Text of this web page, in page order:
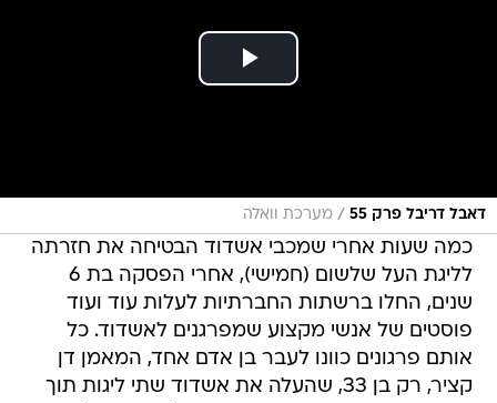
דאבל דריבל פרק 55 / מערכת וואלה
כמה שעות אחרי שמכבי אשדוד הבטיחה את חזרתה
לליגת העל שלשום (חמישי), אחרי הפסקה בת 6
שנים, החלו ברשתות החברתיות לעלות עוד ועוד
פוסטים של אנשי מקצוע שמפרגנים לאשדוד. כל
אותם פרגונים כוונו לעבר בן אדם אחד, המאמן דן
קציר, רק בן 33, שהעלה את אשדוד שתי ליגות תוך